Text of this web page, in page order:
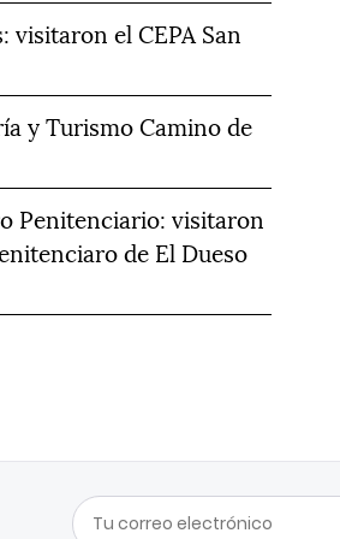
el CEPA San
y Turismo Camino de
Penitenciario: visitaron
de El Dueso